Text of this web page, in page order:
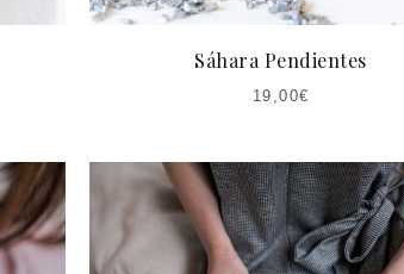
Sáhara Pendientes
19,00€